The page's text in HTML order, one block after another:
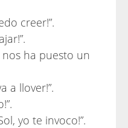
creer!”.
nos ha puesto un
a llover!”.
yo te invoco!”.